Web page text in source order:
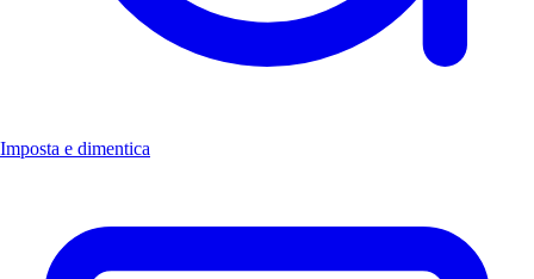
Imposta e dimentica